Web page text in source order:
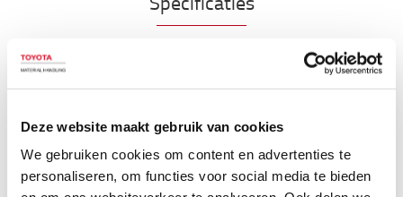
Deze website maakt gebruik van cookies
We gebruiken cookies om content en advertenties te
personaliseren, om functies voor social media te bieden
Dit werklicht is voor 12-48V en heeft een breed
symmetrisch lichtpatroon. Het licht heeft betere,
warmteoverdracht en efficiëntie te verbeteren.
Technische specificaties